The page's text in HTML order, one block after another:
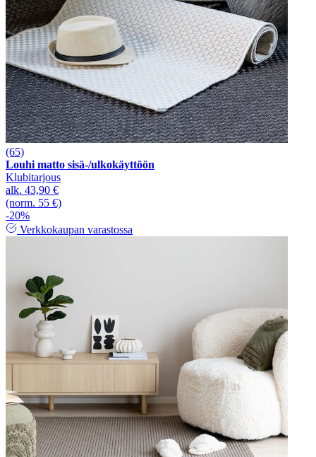
(65)
Louhi matto sisä-/ulkokäyttöön
Klubitarjous
alk. 43,90 €
(norm. 55 €)
-20%
Verkkokaupan varastossa